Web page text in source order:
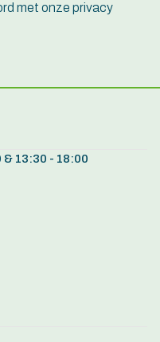
met onze privacy
13:30 - 18:00